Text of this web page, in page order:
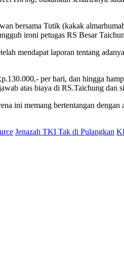
bersama Tutik (kakak
ironi petugas RS Besar
mendapat laporan tentang
per hari, dan hingga
atas biaya di RS.Taichung dan
ini memang bertentangan
Jenazah TKI Tak di Pulangkan